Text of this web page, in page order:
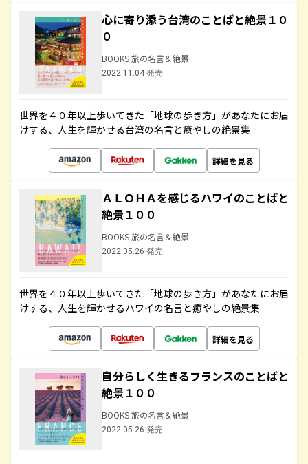
心に寄り添う台湾のことばと絶景１０
０
BOOKS 旅の名言＆絶景
2022.11.04 発売
世界を４０年以上歩いてきた「地球の歩き方」があなたにお届
けする、人生を輝かせる台湾の名言と癒やしの絶景集
詳細を見る
ＡＬＯＨＡを感じるハワイのことばと
絶景１００
BOOKS 旅の名言＆絶景
2022.05.26 発売
世界を４０年以上歩いてきた「地球の歩き方」があなたにお届
けする、人生を輝かせるハワイの名言と癒やしの絶景集
詳細を見る
自分らしく生きるフランスのことばと
絶景１００
BOOKS 旅の名言＆絶景
2022.05.26 発売